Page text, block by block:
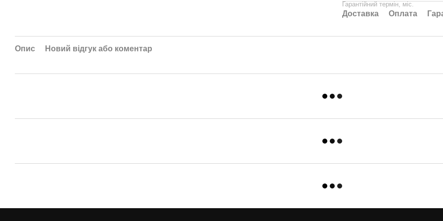
Гарантійний термін, міс.
Доставка Оплата
Опис Новий відгук або коментар